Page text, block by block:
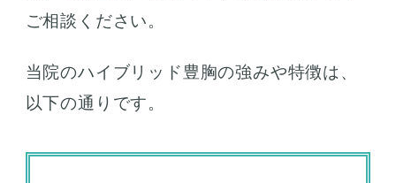
ご相談ください。
当院のハイブリッド豊胸の強みや特徴は、
以下の通りです。